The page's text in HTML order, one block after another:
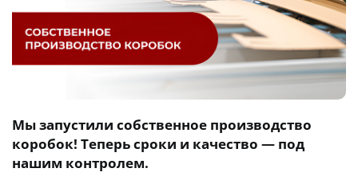
Мы запустили собственное производство
коробок! Теперь сроки и качество — под
нашим контролем.